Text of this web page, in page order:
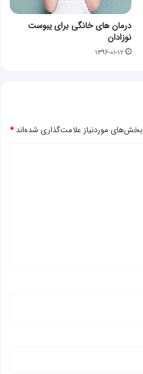
درمان های خانگی برای یبوست
نوزادان
۱۳۹۶-۰۱-۱۲
بخش‌های موردنیاز علامت‌گذاری شده‌اند*